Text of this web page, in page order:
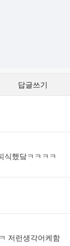
답글쓰기
식했닼ㅋㅋㅋㅋ
저런생각어케함